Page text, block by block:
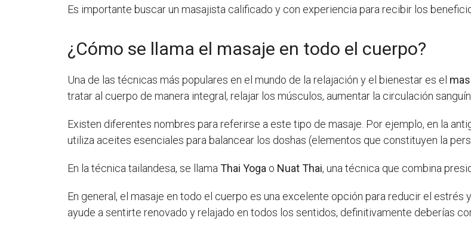
Es importante buscar un masajista calificado y con experiencia para recibir los
¿Cómo se llama el masaje en todo el cuerpo?
Una de las técnicas más populares en el mundo de la relajación y el bienestar es el
tratar al cuerpo de manera integral, relajar los músculos, aumentar la circulación
Existen diferentes nombres para referirse a este tipo de masaje. Por ejemplo, en la
utiliza aceites esenciales para balancear los doshas (elementos que constituyen la
En la técnica tailandesa, se llamaThai Yoga o Nuat Thai, una técnica que combina
En general, el masaje en todo el cuerpo es una excelente opción para reducir el estrés
ayude a sentirte renovado y relajado en todos los sentidos, definitivamente deberías